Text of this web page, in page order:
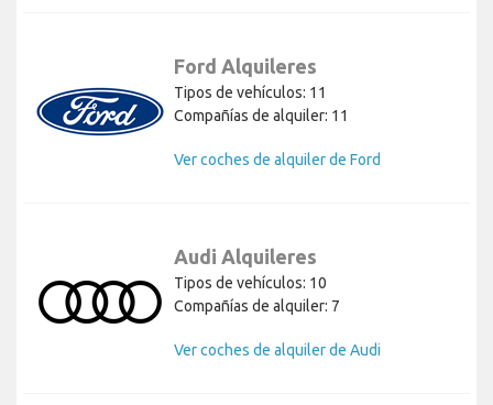
Ford Alquileres
Tipos de vehículos: 11
Compañías de alquiler: 11
Ver coches de alquiler de Ford
Audi Alquileres
Tipos de vehículos: 10
Compañías de alquiler: 7
Ver coches de alquiler de Audi